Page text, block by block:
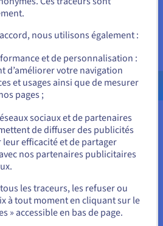
projets Data & Analytics en un
solution complète, unifiée,
à tous.
quantique grâce à une
testez et exécutez vos
et QPU en toute
sur le site de votre pays (États-
Unis
Anglais USD - $
ou
site web
nous utilisons également :
et de personnalisation :
d’améliorer votre navigation
et usages ainsi que de mesurer
pages ;
sociaux et de partenaires
de diffuser des publicités
efficacité et de partager
nos partenaires publicitaires
les traceurs, les refuser ou
à tout moment en cliquant sur le
» accessible en bas de page.